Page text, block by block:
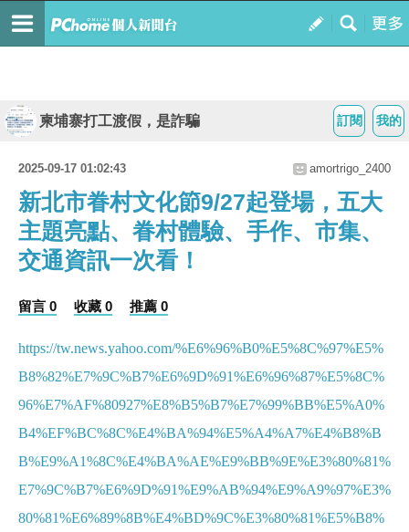
我的
訂閱
柬埔寨打工渡假，是詐騙
2025-09-17 01:02:43 amortrigo_2400
新北市眷村文化節9/27起登場，五大
主題亮點、眷村體驗、手作、市集、
交通資訊一次看！
留言 0 收藏 0 推薦 0
https://tw.news.yahoo.com/%E6%96%B0%E5%8C%97%E5%
B8%82%E7%9C%B7%E6%9D%91%E6%96%87%E5%8C%
96%E7%AF%80927%E8%B5%B7%E7%99%BB%E5%A0%
B4%EF%BC%8C%E4%BA%94%E5%A4%A7%E4%B8%B
B%E9%A1%8C%E4%BA%AE%E9%BB%9E%E3%80%81%
E7%9C%B7%E6%9D%91%E9%AB%94%E9%A9%97%E3%
80%81%E6%89%8B%E4%BD%9C%E3%80%81%E5%B8%